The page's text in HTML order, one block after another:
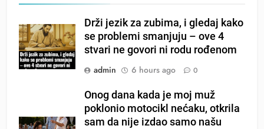
Drži jezik za zubima, i gledaj kako
se problemi smanjuju – ove 4
stvari ne govori ni rodu rođenom
admin
6 hours ago 0
Onog dana kada je moj muž
poklonio motocikl nećaku, otkrila
sam da nije izdao samo našu